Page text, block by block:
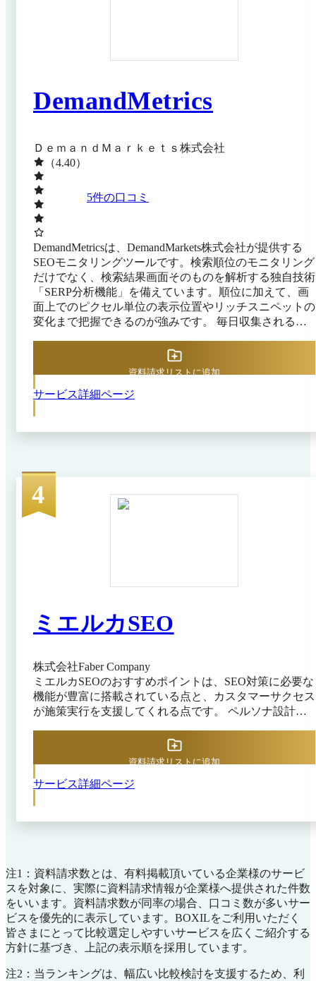
DemandMetrics
ＤｅｍａｎｄＭａｒｋｅｔｓ株式会社
（4.40）
5件の口コミ
DemandMetricsは、DemandMarkets株式会社が提供する
SEOモニタリングツールです。検索順位のモニタリング
だけでなく、検索結果画面そのものを解析する独自技術
「SERP分析機能」を備えています。順位に加えて、画
面上でのピクセル単位の表示位置やリッチスニペットの
変化まで把握できるのが強みです。 毎日収集される大
ック推移を24時間以内に最新情報として確認できるほ
か、SERPリワインド機能で過去の検索結果を再現して
の連携や競合分析、キーワード発見など、インハウス
サービス詳細ページ
資料請求リストに追加
4
ミエルカSEO
株式会社Faber Company
ミエルカSEOのおすすめポイントは、SEO対策に必要な
機能が豊富に搭載されている点と、カスタマーサクセス
が施策実行を支援してくれる点です。 ペルソナ設計か
証までが支援範囲なので、ミエルカSEO1つでマーケテ
ィング施策の改善が期待できます。 Webサイト内部を
要素を可視化します。ユーザーが検索するキーワードを
ツ運用やサイト分析法をレクチャーしてくれるサービス
があるので、SEOの知識を持っていない企業にもおすす
めです。
サービス詳細ページ
資料請求リストに追加
注1：資料請求数とは、有料掲載頂いている企業様のサービ
スを対象に、実際に資料請求情報が企業様へ提供された件数
をいいます。資料請求数が同率の場合、口コミ数が多いサー
ビスを優先的に表示しています。BOXILをご利用いただく
皆さまにとって比較選定しやすいサービスを広くご紹介する
方針に基づき、上記の表示順を採用しています。
注2：当ランキングは、幅広い比較検討を支援するため、利